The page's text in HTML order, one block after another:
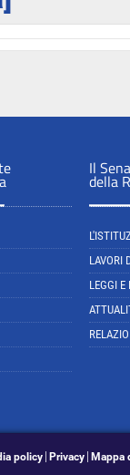
Il
della
LAVORI
LEGGI E
policy Privacy Mappa